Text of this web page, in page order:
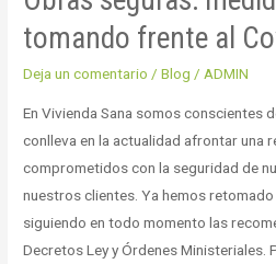
tomando frente al
Deja un comentario /Blog / ADMIN
En Vivienda Sana somos conscientes
conlleva en la actualidad afrontar una
comprometidos con la seguridad de
nuestros clientes. Ya hemos
siguiendo en todo momento las
Decretos Ley y Órdenes Ministeriales.
que
estamos
tomando
frente
al
Covid-
19